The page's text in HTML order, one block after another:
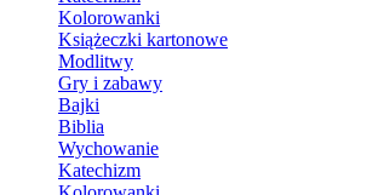
Kolorowanki
Książeczki kartonowe
Modlitwy
Gry i zabawy
Bajki
Biblia
Wychowanie
Katechizm